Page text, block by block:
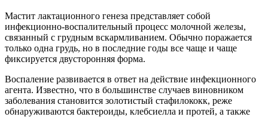
Мастит лактационного генеза представляет собой
инфекционно-воспалительный процесс молочной железы,
связанный с грудным вскармливанием. Обычно поражается
только одна грудь, но в последние годы все чаще и чаще
фиксируется двусторонняя форма.
Воспаление развивается в ответ на действие инфекционного
агента. Известно, что в большинстве случаев виновником
заболевания становится золотистый стафилококк, реже
обнаруживаются бактероиды, клебсиелла и протей, а также